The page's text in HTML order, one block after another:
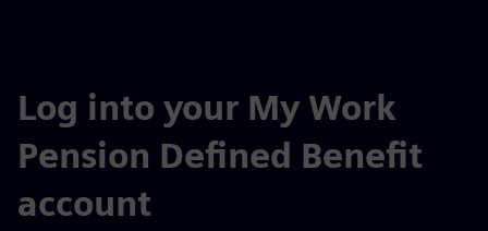
Log into your My Work
Pension Defined Benefit
account